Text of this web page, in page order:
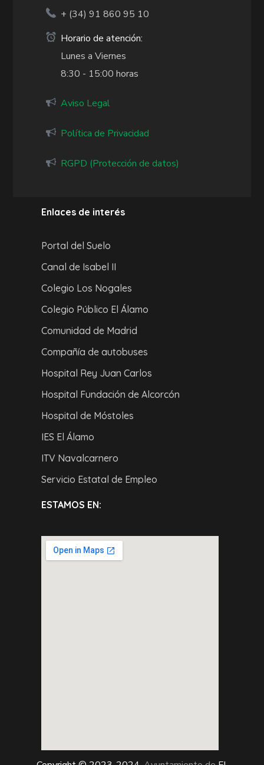
+ (34)91 860 95 10
Horario de atención:
Lunes a Viernes
8:30 - 15:00 horas
Aviso Legal
Política de Privacidad
RGPD (Protección de datos)
Enlaces de interés
Portal del Suelo
Canal de Isabel II
Colegio Los Nogales
Colegio Público El Álamo
Comunidad de Madrid
Compañía de autobuses
Hospital Rey Juan Carlos
Hospital Fundación de Alcorcón
Hospital de Móstoles
IES El Álamo
ITV Navalcarnero
Servicio Estatal de Empleo
ESTAMOS EN: